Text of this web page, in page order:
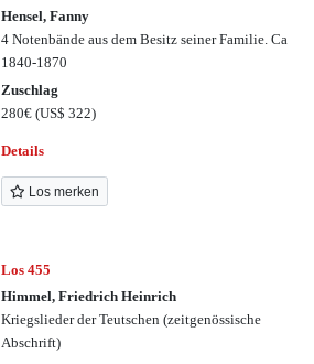
Hensel, Fanny
4 Notenbände aus dem Besitz seiner Familie. Ca
1840-1870
Zuschlag
280€(US$ 322)
Details
Los merken
Los 455
Himmel, Friedrich Heinrich
Kriegslieder der Teutschen (zeitgenössische
Abschrift)